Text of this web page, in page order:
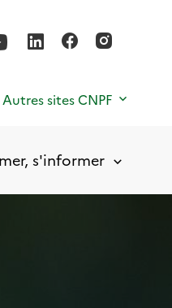
Autres sites CNPF
s'informer